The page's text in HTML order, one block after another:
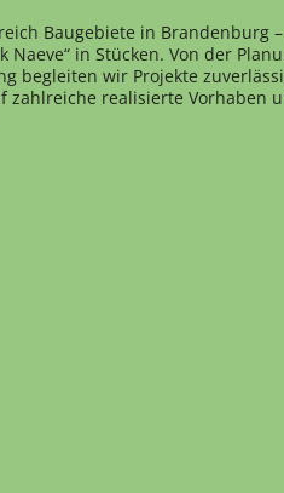
Baugebiete in Brandenburg
in Stücken. Von der
begleiten wir Projekte
realisierte Vorhaben